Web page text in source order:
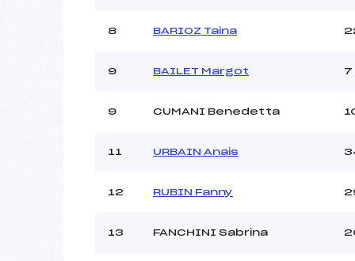
Pénalité appliquée :
8 BARIOZ Taina
9 BAILET Margot 7
9 CUMANI Benedetta
11 URBAIN Anais
12 RUBIN Fanny
13 FANCHINI Sabrina